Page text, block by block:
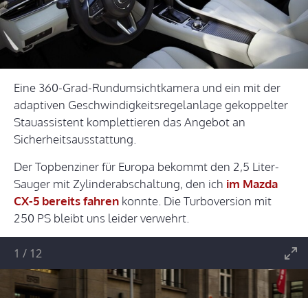
Eine 360-Grad-Rundumsichtkamera und ein mit der
adaptiven Geschwindigkeitsregelanlage gekoppelter
Stauassistent komplettieren das Angebot an
Sicherheitsausstattung.
Der Topbenziner für Europa bekommt den 2,5 Liter-
Sauger mit Zylinderabschaltung, den ich im Mazda
CX-5 bereits fahren konnte. Die Turboversion mit
250 PS bleibt uns leider verwehrt.
1 / 12